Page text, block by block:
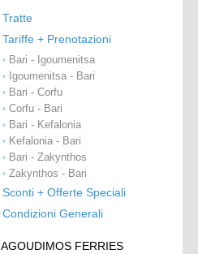
Tratte
Tariffe + Prenotazioni
• Bari - Igoumenitsa
• Igoumenitsa - Bari
• Bari - Corfu
• Corfu - Bari
• Bari - Kefalonia
• Kefalonia - Bari
• Bari - Zakynthos
• Zakynthos - Bari
Sconti + Offerte Speciali
Condizioni Generali
AGOUDIMOS FERRIES